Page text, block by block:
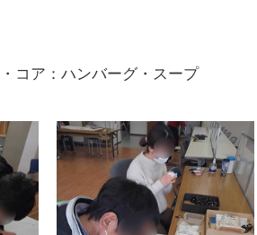
コア：ハンバーグ・スープ